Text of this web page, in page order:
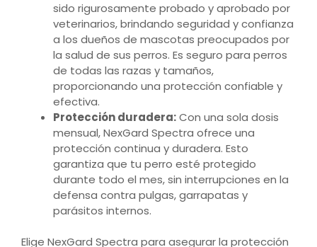
sido rigurosamente probado y aprobado por
veterinarios, brindando seguridad y confianza
a los dueños de mascotas preocupados por
la salud de sus perros. Es seguro para perros
de todas las razas y tamaños,
proporcionando una protección confiable y
efectiva.
Protección duradera:Con una sola dosis
mensual, NexGard Spectra ofrece una
protección continua y duradera. Esto
garantiza que tu perro esté protegido
durante todo el mes, sin interrupciones en la
defensa contra pulgas, garrapatas y
parásitos internos.
Elige NexGard Spectra para asegurar la protección